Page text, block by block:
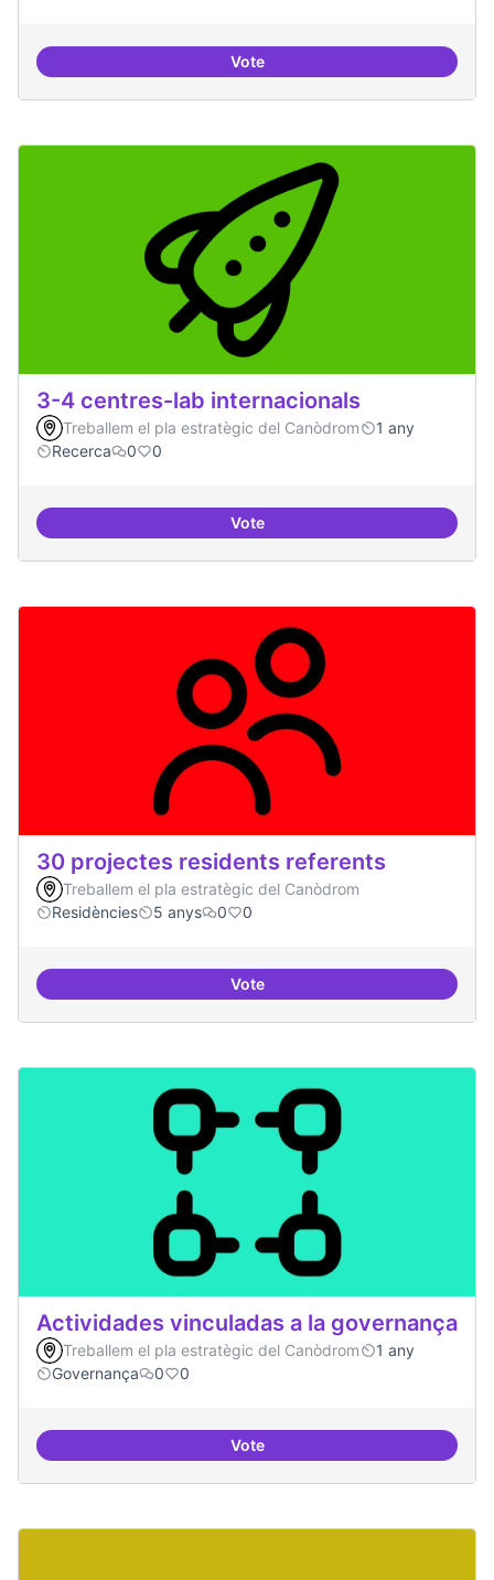
Vote20 projectes residents
3-4 centres-lab internacionals
Treballem el pla estratègic del Canòdrom
1 any
Recerca
0 0
Vote3-4 centres-lab internacionals
30 projectes residents referents
Treballem el pla estratègic del Canòdrom
Residències
5 anys 0 0
Vote30 projectes residents referents
Actividades vinculadas a la governança
Treballem el pla estratègic del Canòdrom
1 any
Governança
0 0
VoteActividades vinculadas a la